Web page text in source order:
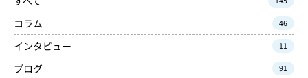
コラム 46
インタビュー 11
ブログ 91